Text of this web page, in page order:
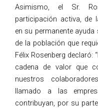
Asimismo, el Sr.
participación activa, de
en su permanente
de la población que
Félix Rosenberg
cadena de valor que
nuestros
llamado a las
contribuyan, por su